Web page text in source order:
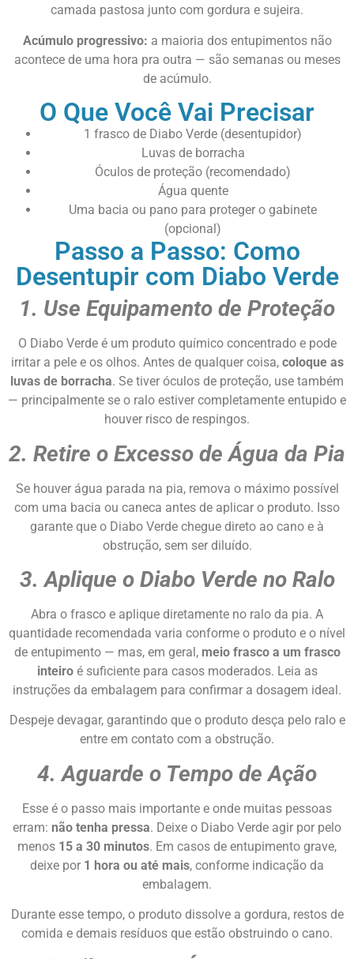
camada pastosa junto com gordura e sujeira.
Acúmulo progressivo: a maioria dos entupimentos não
acontece de uma hora pra outra — são semanas ou meses
de acúmulo.
O Que Você Vai Precisar
1 frasco de Diabo Verde (desentupidor)
Luvas de borracha
Óculos de proteção (recomendado)
Água quente
Uma bacia ou pano para proteger o gabinete
(opcional)
Passo a Passo: Como
Desentupir com Diabo Verde
1. Use Equipamento de Proteção
O Diabo Verde é um produto químico concentrado e pode
irritar a pele e os olhos. Antes de qualquer coisa, coloque as
luvas de borracha. Se tiver óculos de proteção, use também
— principalmente se o ralo estiver completamente entupido e
houver risco de respingos.
2. Retire o Excesso de Água da Pia
Se houver água parada na pia, remova o máximo possível
com uma bacia ou caneca antes de aplicar o produto. Isso
garante que o Diabo Verde chegue direto ao cano e à
obstrução, sem ser diluído.
3. Aplique o Diabo Verde no Ralo
Abra o frasco e aplique diretamente no ralo da pia. A
quantidade recomendada varia conforme o produto e o nível
de entupimento — mas, em geral, meio frasco a um frasco
inteiroé suficiente para casos moderados. Leia as
instruções da embalagem para confirmar a dosagem ideal.
Despeje devagar, garantindo que o produto desça pelo ralo e
entre em contato com a obstrução.
4. Aguarde o Tempo de Ação
Esse é o passo mais importante e onde muitas pessoas
erram: não tenha pressa. Deixe o Diabo Verde agir por pelo
menos 15 a 30 minutos. Em casos de entupimento grave,
deixe por 1 hora ou até mais, conforme indicação da
embalagem.
Durante esse tempo, o produto dissolve a gordura, restos de
comida e demais resíduos que estão obstruindo o cano.